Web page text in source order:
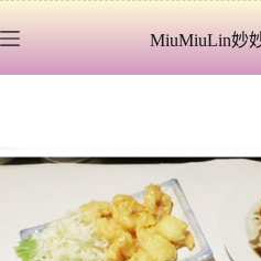
至
MiuMiuLin妙